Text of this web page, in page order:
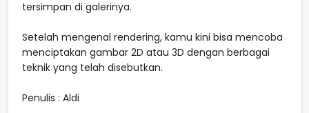
tersimpan di galerinya.
Setelah mengenal rendering, kamu kini bisa mencoba
menciptakan gambar 2D atau 3D dengan berbagai
teknik yang telah disebutkan.
Penulis : Aldi